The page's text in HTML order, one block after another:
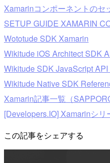
Xamarinコンポーネントのセ
SETUP GUIDE XAMARIN
Wototude SDK Xamarin
Wikitude iOS Architect SDK
Wikitude SDK JavaScript
Wikitude Native SDK
Xamarin記事一覧（
[Developers.IO] Xamarinシリ
この記事をシェアする